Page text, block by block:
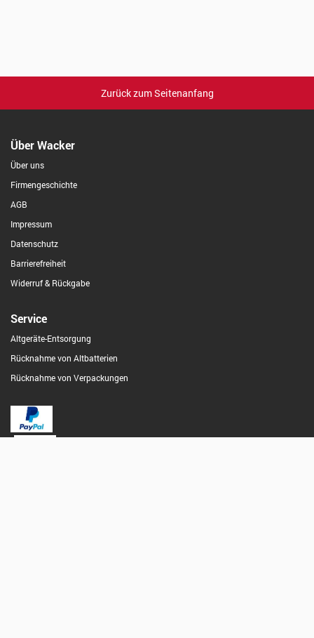
Zurück zum Seitenanfang
Über Wacker
Über uns
Firmengeschichte
AGB
Impressum
Datenschutz
Barrierefreiheit
Widerruf & Rückgabe
Service
Altgeräte-Entsorgung
Rücknahme von Altbatterien
Rücknahme von Verpackungen